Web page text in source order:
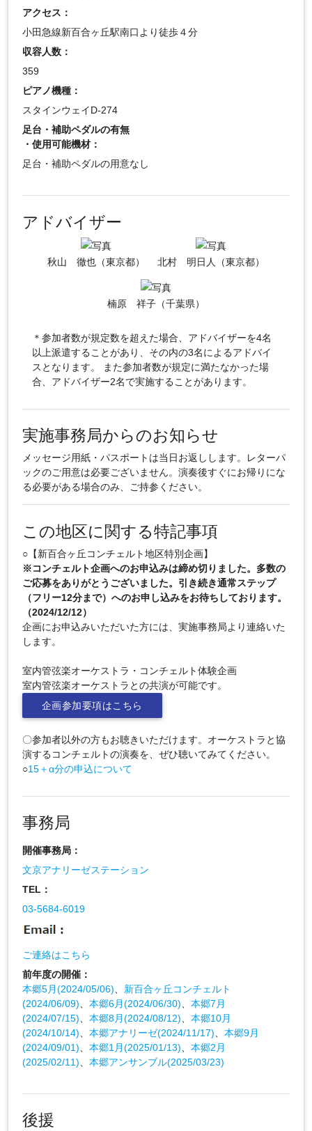
アクセス：
小田急線新百合ヶ丘駅南口より徒歩４分
収容人数：
359
ピアノ機種：
スタインウェイD-274
足台・補助ペダルの有無
・使用可能機材：
足台・補助ペダルの用意なし
アドバイザー
秋山 徹也（東京都） 北村 明日人（東京都）
楠原 祥子（千葉県）
＊参加者数が規定数を超えた場合、アドバイザーを4名
以上派遣することがあり、その内の3名によるアドバイ
スとなります。 また参加者数が規定に満たなかった場
合、アドバイザー2名で実施することがあります。
実施事務局からのお知らせ
メッセージ用紙・パスポートは当日お返しします。レターパ
ックのご用意は必要ございません。演奏後すぐにお帰りにな
る必要がある場合のみ、ご持参ください。
この地区に関する特記事項
○【新百合ヶ丘コンチェルト地区特別企画】
※コンチェルト企画へのお申込みは締め切りました。多数の
ご応募をありがとうございました。引き続き通常ステップ
（フリー12分まで）へのお申し込みをお待ちしております。
（2024/12/12）
企画にお申込みいただいた方には、実施事務局より連絡いた
します。
室内管弦楽オーケストラ・コンチェルト体験企画
室内管弦楽オーケストラとの共演が可能です。
企画参加要項はこちら
〇参加者以外の方もお聴きいただけます。オーケストラと協
演するコンチェルトの演奏を、ぜひ聴いてみてください。
○15＋α分の申込について
事務局
開催事務局：
文京アナリーゼステーション
TEL：
03-5684-6019
ご連絡はこちら
前年度の開催：
本郷5月(2024/05/06)
新百合ヶ丘コンチェルト
(2024/06/09)
本郷6月(2024/06/30)
本郷7月
(2024/07/15)
本郷8月(2024/08/12)
本郷10月
(2024/10/14)
本郷アナリーゼ(2024/11/17)
本郷9月
(2024/09/01)
本郷1月(2025/01/13)
本郷2月
(2025/02/11)
本郷アンサンブル(2025/03/23)
後援